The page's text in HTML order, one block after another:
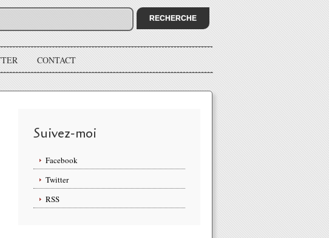
CONTACT
Suivez-moi
Facebook
Twitter
RSS